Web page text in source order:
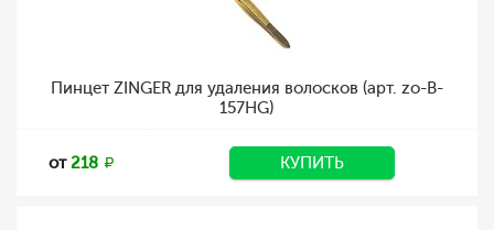
Пинцет ZINGER для удаления волосков (арт. zo-B-
157HG)
от218 КУПИТЬ